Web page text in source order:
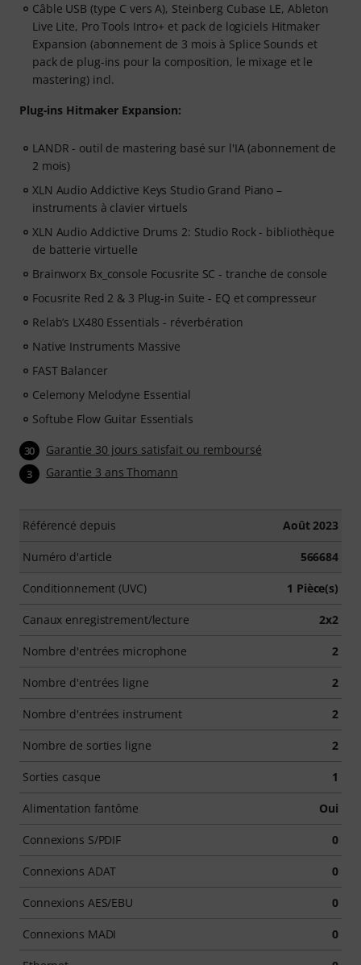
Câble USB (type C vers A), Steinberg Cubase LE, Ableton
Live Lite, Pro Tools Intro+ et pack de logiciels Hitmaker
Expansion (abonnement de 3 mois à Splice Sounds et
pack de plug-ins pour la composition, le mixage et le
mastering) incl.
Plug-ins Hitmaker Expansion:
LANDR - outil de mastering basé sur l'IA (abonnement de
2 mois)
XLN Audio Addictive Keys Studio Grand Piano –
instruments à clavier virtuels
XLN Audio Addictive Drums 2: Studio Rock - bibliothèque
de batterie virtuelle
Brainworx Bx_console Focusrite SC - tranche de console
Focusrite Red 2 & 3 Plug-in Suite - EQ et compresseur
Relab’s LX480 Essentials - réverbération
Native Instruments Massive
FAST Balancer
Celemony Melodyne Essential
Softube Flow Guitar Essentials
30 Garantie 30 jours satisfait ou remboursé
3 Garantie 3 ans Thomann
Référencé depuis Août 2023
Numéro d'article 566684
Conditionnement (UVC) 1 Pièce(s)
Canaux enregistrement/lecture 2x2
Nombre d'entrées microphone 2
Nombre d'entrées ligne 2
Nombre d'entrées instrument 2
Nombre de sorties ligne 2
Sorties casque 1
Alimentation fantôme Oui
Connexions S/PDIF 0
Connexions ADAT 0
Connexions AES/EBU 0
Connexions MADI 0